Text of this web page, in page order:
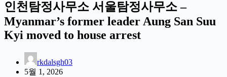
인천탐정사무소 서울탐정사무소 –
Myanmar’s former leader Aung San Suu
Kyi moved to house arrest
rkdalsgh03
5월 1, 2026